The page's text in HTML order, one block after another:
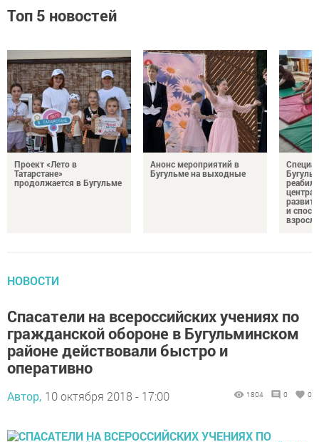
Топ 5 новостей
Проект «Лето в
Татарстане»
продолжается в Бугульме
Анонс мероприятий в
Бугульме на выходные
центра
и
НОВОСТИ
Спасатели на всероссийских учениях по
гражданской обороне в Бугульминском
районе действовали быстро и
оперативно
Автор, 10 октября 2018 - 17:00 1804 0 0